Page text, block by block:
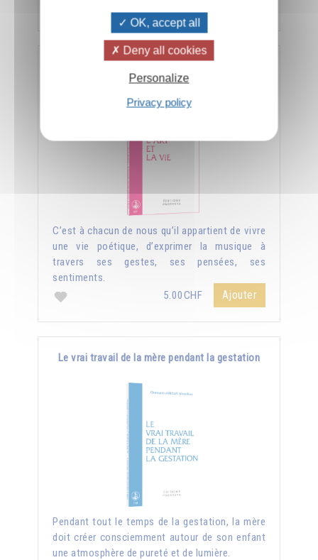
C’est à chacun de nous qu’il appartient de vivre
une vie poétique, d’exprimer la musique à
travers ses gestes, ses pensées, ses
sentiments.
5.00CHF
Ajouter
Le vrai travail de la mère pendant la gestation
Pendant tout le temps de la gestation, la mère
doit créer consciemment autour de son enfant
une atmosphère de pureté et de lumière.
OK, accept all
Deny all cookies
Personalize
Privacy policy